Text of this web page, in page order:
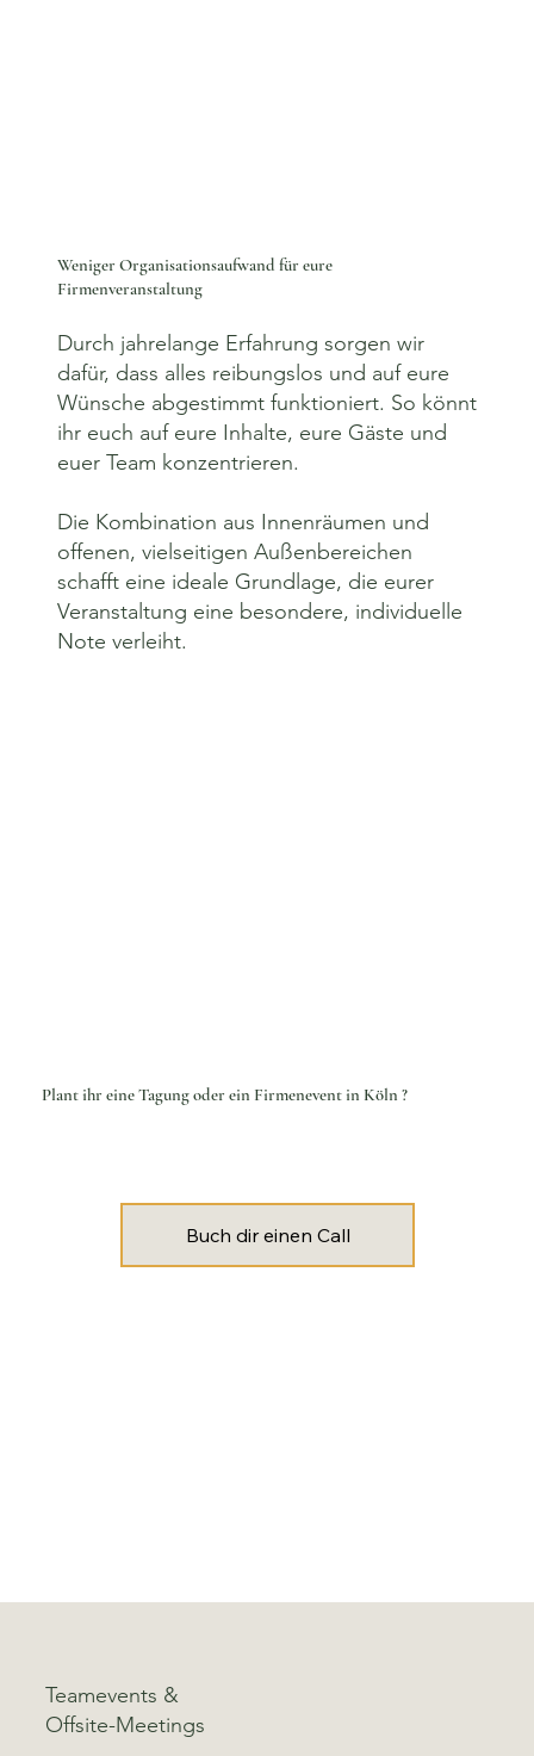
Durch jahrelange Erfahrung sorgen wir
dafür, dass alles reibungslos und auf eure
Wünsche abgestimmt funktioniert. So könnt
ihr euch auf eure Inhalte, eure Gäste und
euer Team konzentrieren.​
Die Kombination aus Innenräumen und
offenen, vielseitigen Außenbereichen
schafft eine ideale Grundlage, die eurer
Veranstaltung eine besondere, individuelle
Note verleiht.
Weniger Organisationsaufwand für eure
Firmenveranstaltung
Plant ihr eine Tagung oder ein Firmenevent in Köln ?
Buch dir einen Call
Teamevents &
Offsite-Meetings